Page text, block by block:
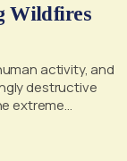
Wildfires
activity, and
destructive
extreme